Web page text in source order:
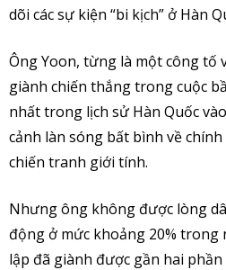
dõi các sự kiện “bi kịch” ở Hàn
Ông Yoon, từng là một công tố
giành chiến thắng trong cuộc
nhất trong lịch sử Hàn Quốc
cảnh làn sóng bất bình về
chiến tranh giới tính.
Nhưng ông không được lòng
động ở mức khoảng 20% trong
lập đã giành được gần hai